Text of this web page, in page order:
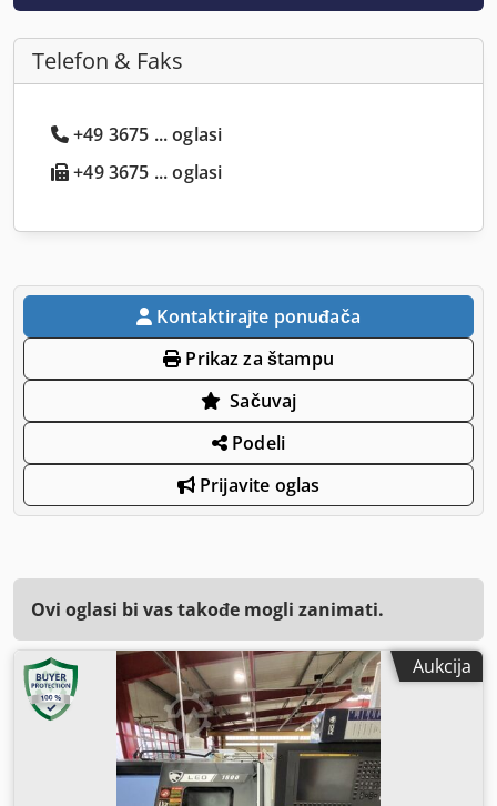
Telefon & Faks
+49 3675 ... oglasi
+49 3675 ... oglasi
Kontaktirajte ponuđača
Prikaz za štampu
Sačuvaj
Podeli
Prijavite oglas
Ovi oglasi bi vas takođe mogli zanimati.
Aukcija